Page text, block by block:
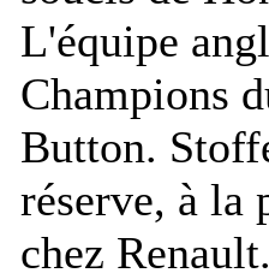
L'équipe
Champions
Button.
réserve, à la
chez Renault.